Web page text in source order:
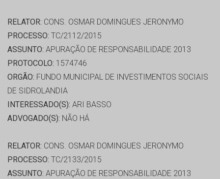
RELATOR: CONS. OSMAR DOMINGUES JERONYMO
PROCESSO: TC/2112/2015
ASSUNTO: APURAÇÃO DE RESPONSABILIDADE 2013
PROTOCOLO: 1574746
ORGÃO: FUNDO MUNICIPAL DE INVESTIMENTOS SOCIAIS
DE SIDROLANDIA
INTERESSADO(S): ARI BASSO
ADVOGADO(S): NÃO HÁ
RELATOR: CONS. OSMAR DOMINGUES JERONYMO
PROCESSO: TC/2133/2015
ASSUNTO: APURAÇÃO DE RESPONSABILIDADE 2013